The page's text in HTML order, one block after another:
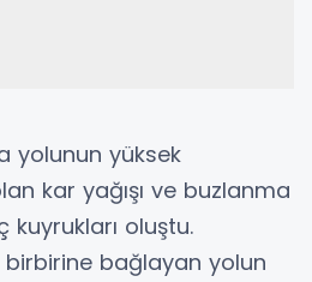
yolunun yüksek
kar yağışı ve buzlanma
kuyrukları oluştu.
birbirine bağlayan yolun